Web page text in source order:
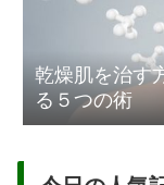
乾燥肌を治す
る５つの術